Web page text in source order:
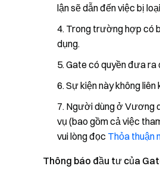
lận sẽ dẫn đến việc bị
Trong trường hợp có
dụng.
Gate có quyền đưa ra
Sự kiện này không
Người dùng ở Vương
vụ (bao gồm cả việc
vui lòng đọc Thỏa thuận
Thông báo đầu tư của